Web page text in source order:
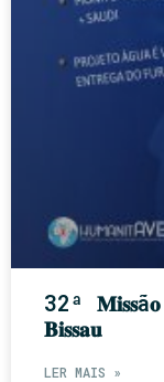
32ª
𝐁𝐢𝐬𝐬𝐚𝐮
LER MAIS »